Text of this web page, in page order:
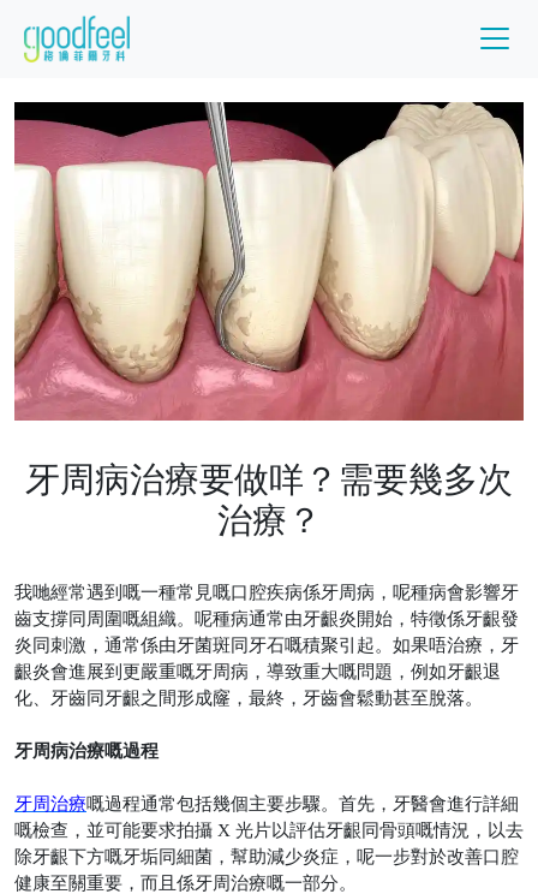
牙周病治療要做咩？需要幾多次
治療？
我哋經常遇到嘅一種常見嘅口腔疾病係牙周病，呢種病會影響牙
齒支撐同周圍嘅組織。呢種病通常由牙齦炎開始，特徵係牙齦發
炎同刺激，通常係由牙菌斑同牙石嘅積聚引起。如果唔治療，牙
齦炎會進展到更嚴重嘅牙周病，導致重大嘅問題，例如牙齦退
化、牙齒同牙齦之間形成窿，最終，牙齒會鬆動甚至脫落。
牙周病治療嘅過程
牙周治療嘅過程通常包括幾個主要步驟。首先，牙醫會進行詳細
嘅檢查，並可能要求拍攝 X 光片以評估牙齦同骨頭嘅情況，以去
除牙齦下方嘅牙垢同細菌，幫助減少炎症，呢一步對於改善口腔
健康至關重要，而且係牙周治療嘅一部分。